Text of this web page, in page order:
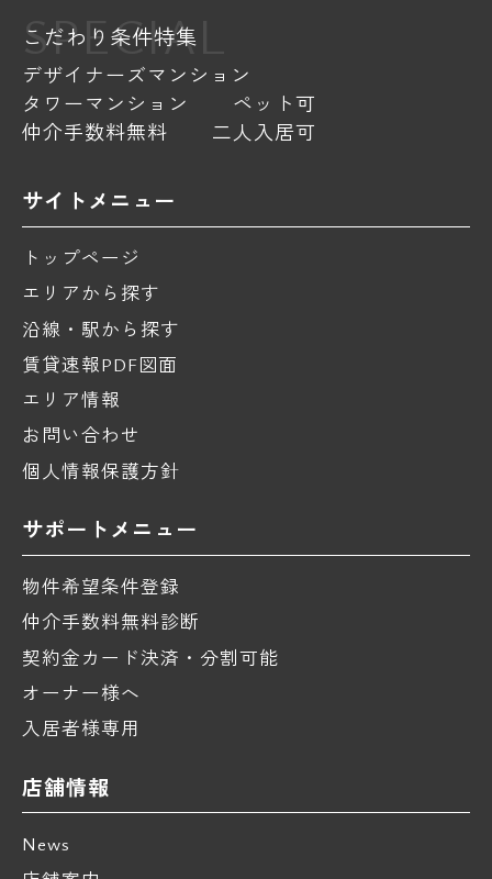
SPECIAL
こだわり条件特集
デザイナーズマンション
タワーマンション
ペット可
仲介手数料無料
二人入居可
サイトメニュー
トップページ
エリアから探す
沿線・駅から探す
賃貸速報PDF図面
エリア情報
お問い合わせ
個人情報保護方針
サポートメニュー
物件希望条件登録
仲介手数料無料診断
契約金カード決済・分割可能
オーナー様へ
入居者様専用
店舗情報
News